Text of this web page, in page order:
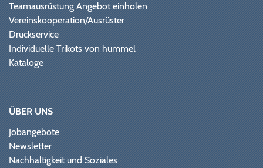
Teamausrüstung Angebot einholen
Vereinskooperation/Ausrüster
Druckservice
Individuelle Trikots von hummel
Kataloge
ÜBER UNS
Jobangebote
Newsletter
Nachhaltigkeit und Soziales